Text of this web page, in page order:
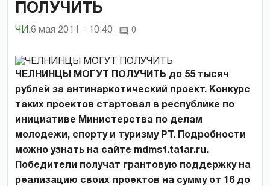
ПОЛУЧИТЬ
ЧИ ,6 мая 2011 - 10:40 0
ЧЕЛНИНЦЫ МОГУТ ПОЛУЧИТЬ до 55 тысяч
рублей за антинаркотический проект. Конкурс
таких проектов стартовал в республике по
инициативе Министерства по делам
молодежи, спорту и туризму РТ. Подробности
можно узнать на сайте mdmst.tatar.ru.
Победители получат грантовую поддержку на
реализацию своих проектов на сумму от 16 до